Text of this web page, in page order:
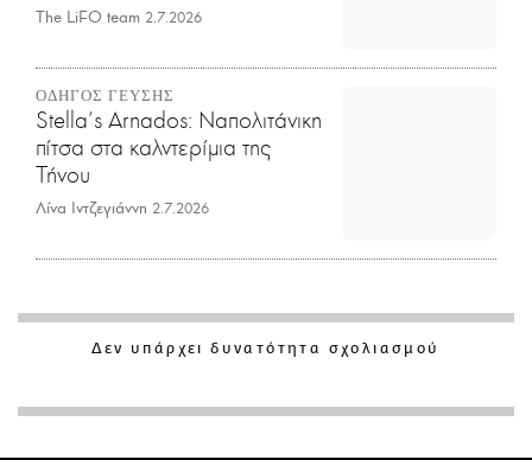
The LiFO team 2.7.2026
ΟΔΗΓΟΣ ΓΕΥΣΗΣ
Stella's Arnados: Ναπολιτάνικη
πίτσα στα καλντερίμια της
Τήνου
Λίνα Ιντζεγιάννη 2.7.2026
Δεν υπάρχει δυνατότητα σχολιασμού